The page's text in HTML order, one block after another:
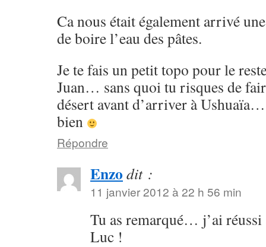
Ca nous était également arrivé
de boire l’eau des pâtes.
Je te fais un petit topo pour le
Juan… sans quoi tu risques de
désert avant d’arriver à
bien
Répondre
Enzo dit :
11 janvier 2012 à 22 h 56 min
Tu as remarqué… j’ai réussi
Luc !